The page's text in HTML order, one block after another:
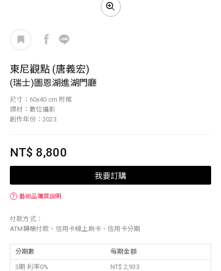
東尼觀點 (唐義宏)
(瑞士)圖恩湖進湖門廳
尺寸：60x40 cm 附框
媒材：數位攝影
創作年份：2023
NT$ 8,800
我要訂購
？ 藝術品購買說明
付款方式：
ATM轉帳付款、信用卡線上刷卡、信用卡分期
分期數 每期金額
3期 利率0%
NT$ 2,933